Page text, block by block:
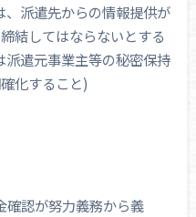
派遣先からの情報提供が
結してはならないとする
遣元事業主等の秘密保持
化すること)
認が努力義務から義